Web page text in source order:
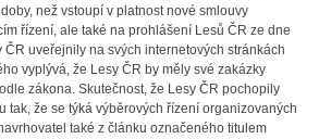
než vstoupí v platnost nové smlouvy
řízení, ale také na prohlášení Lesů ČR ze dne
ČR uveřejnily na svých internetových stránkách
vyplývá, že Lesy ČR by měly své zakázky
zákona. Skutečnost, že Lesy ČR pochopily
tak, že se týká výběrových řízení organizovaných
také z článku označeného titulem